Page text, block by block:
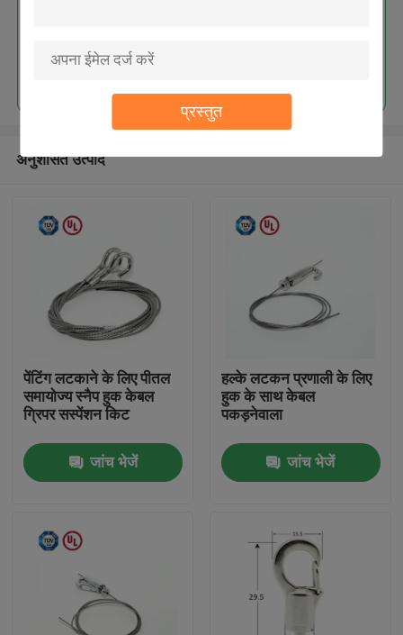
प्रस्तुत
वीडियो
जारी रखें
अनुशंसित उत्पाद
पेंटिंग लटकाने के लिए पीतल
समायोज्य स्नैप हुक केबल
ग्रिपर सस्पेंशन किट
जांच भेजें
हल्के लटकन प्रणाली के लिए
हुक के साथ केबल
पकड़नेवाला
जांच भेजें